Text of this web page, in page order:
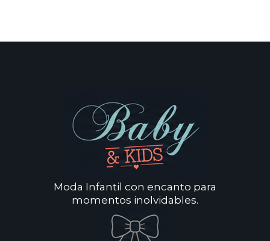
Moda Infantil con encanto para
momentos inolvidables.